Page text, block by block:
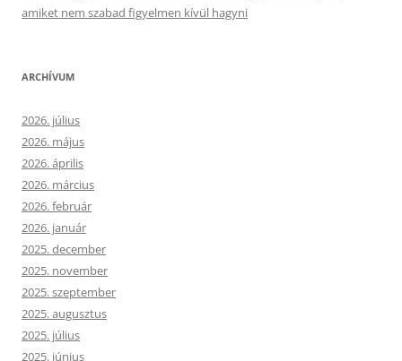
amiket nem szabad figyelmen kívül hagyni
ARCHÍVUM
2026. július
2026. május
2026. április
2026. március
2026. február
2026. január
2025. december
2025. november
2025. szeptember
2025. augusztus
2025. július
2025. június